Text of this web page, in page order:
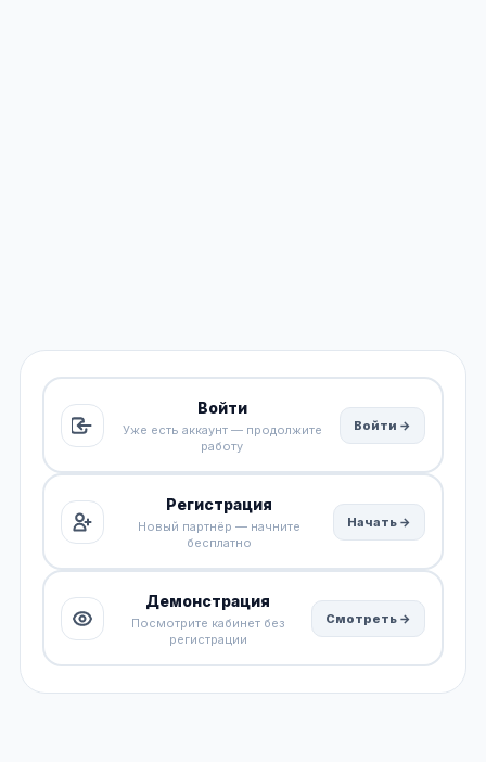
Войти
Уже есть аккаунт — продолжите
работу
Войти →
Регистрация
Новый партнёр — начните
бесплатно
Начать →
Демонстрация
Посмотрите кабинет без
регистрации
Смотреть →